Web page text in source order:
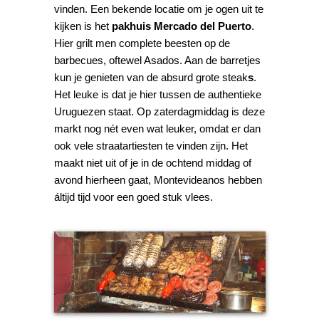
vinden. Een bekende locatie om je ogen uit te
kijken is het pakhuis Mercado del Puerto.
Hier grilt men complete beesten op de
barbecues, oftewel Asados. Aan de barretjes
kun je genieten van de absurd grote steaks.
Het leuke is dat je hier tussen de authentieke
Uruguezen staat. Op zaterdagmiddag is deze
markt nog nét even wat leuker, omdat er dan
ook vele straatartiesten te vinden zijn. Het
maakt niet uit of je in de ochtend middag of
avond hierheen gaat, Montevideanos hebben
áltijd tijd voor een goed stuk vlees.